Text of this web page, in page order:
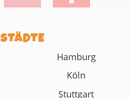
STÄDTE
Hamburg
Köln
Stuttgart